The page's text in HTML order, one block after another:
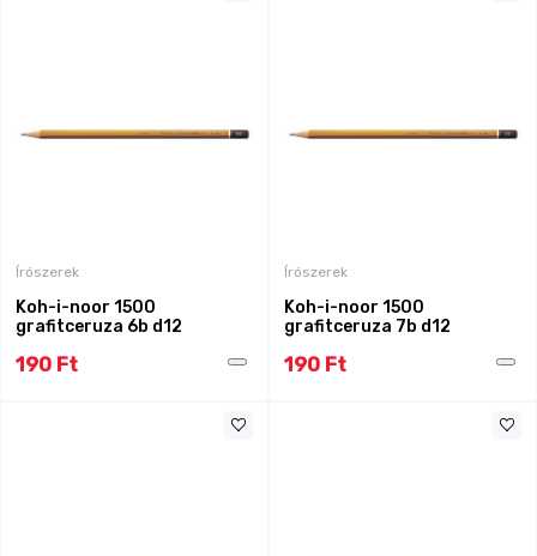
Írószerek
Koh-i-noor 1500
grafitceruza 6b d12
190 Ft
Írószerek
Koh-i-noor 1500
grafitceruza 7b d12
190 Ft